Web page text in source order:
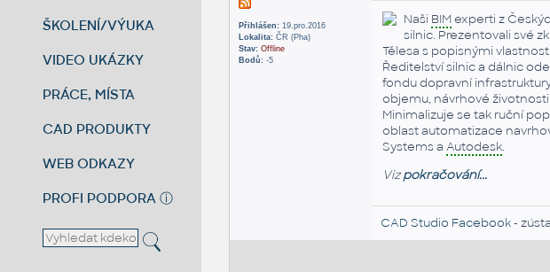
ŠKOLENÍ/VÝUKA
VIDEO UKÁZKY
PRÁCE, MÍSTA
CAD PRODUKTY
WEB ODKAZY
PROFI PODPORA ⓘ
Přihlášen:19.pro.2016
Lokalita:ČR (Pha)
Stav: Offline
Bodů:-5
Naši BIMexperti z
silnic. Prezentovali své
Tělesa s popisnými
Ředitelství silnic a dálnic
fondu dopravní
objemu, návrhové
Minimalizuje se tak ruční
oblast automatizace
Systems a Autodesk.
Vizpokračování...
CAD Studio Facebook-